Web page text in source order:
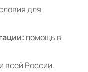
для
помощь в
всей России.